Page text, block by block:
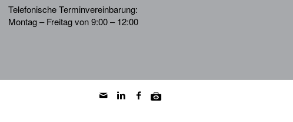
Telefonische Terminvereinbarung:
Montag – Freitag von 9:00 – 12:00